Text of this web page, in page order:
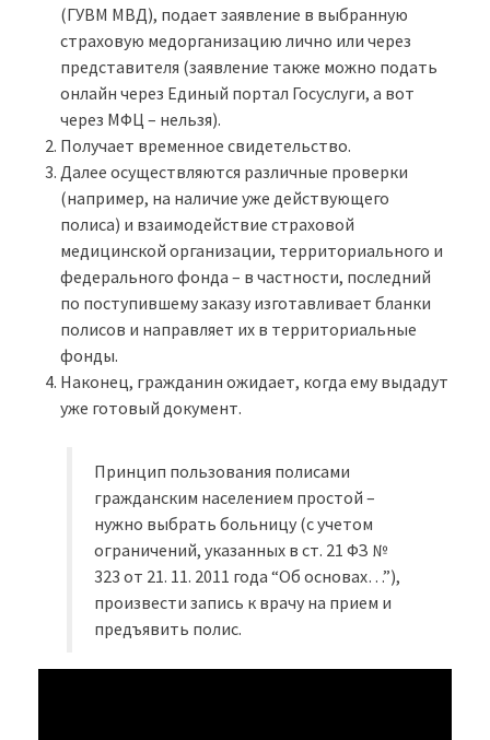
(ГУВМ МВД), подает заявление в выбранную
страховую медорганизацию лично или через
представителя (заявление также можно подать
онлайн через Единый портал Госуслуги, а вот
через МФЦ – нельзя).
Получает временное свидетельство.
Далее осуществляются различные проверки
(например, на наличие уже действующего
полиса) и взаимодействие страховой
медицинской организации, территориального и
федерального фонда – в частности, последний
по поступившему заказу изготавливает бланки
полисов и направляет их в территориальные
фонды.
Наконец, гражданин ожидает, когда ему выдадут
уже готовый документ.
Принцип пользования полисами
гражданским населением простой –
нужно выбрать больницу (с учетом
ограничений, указанных в ст. 21 ФЗ №
323 от 21. 11. 2011 года “Об основах…”),
произвести запись к врачу на прием и
предъявить полис.